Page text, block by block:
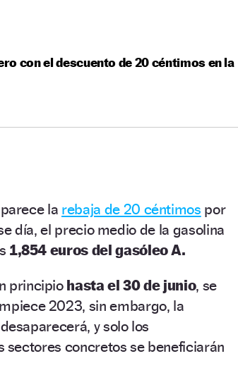
con el descuento de 20 céntimos en la
la rebaja de 20 céntimos por
día, el precio medio de la gasolina
1,854 euros del gasóleo A.
principiohasta el 30 de junio, se
2023, sin embargo, la
y solo los
concretos se beneficiarán